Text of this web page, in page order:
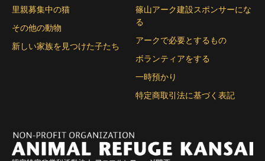
里親募集中の猫
その他の動物
新しい家族を見つけた子たち
篠山アーク建設スポンサーにな
る
アークで必要とするもの
ボランティアをする
一時預かり
特定商取引法に基づく表記